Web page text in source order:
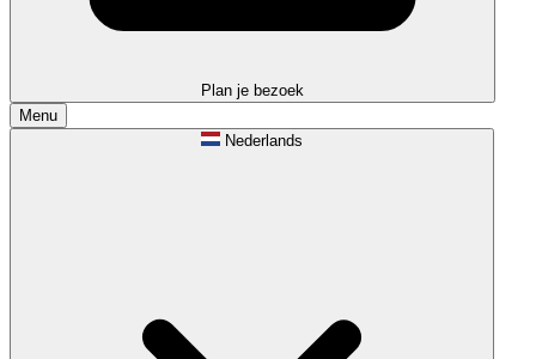
Plan je bezoek
Menu
Nederlands